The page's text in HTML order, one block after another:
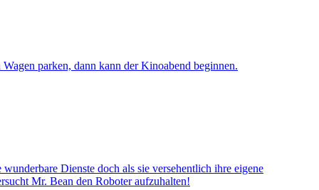
parken, dann kann der Kinoabend beginnen.
Dienste doch als sie versehentlich ihre eigene
Mr. Bean den Roboter aufzuhalten!